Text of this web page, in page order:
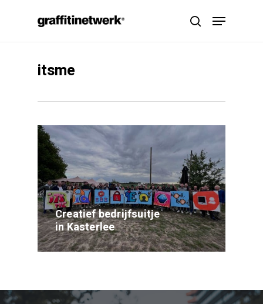
search
Menu
itsme
Creatief bedrijfsuitje
in Kasterlee